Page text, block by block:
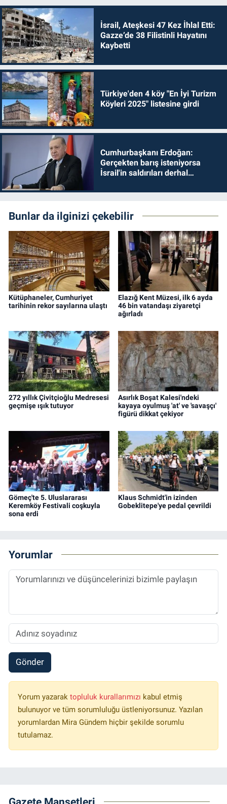
İsrail, Ateşkesi 47 Kez İhlal Etti:
Gazze’de 38 Filistinli Hayatını
Kaybetti
Türkiye'den 4 köy "En İyi Turizm
Köyleri 2025" listesine girdi
Cumhurbaşkanı Erdoğan:
Gerçekten barış isteniyorsa
İsrail'in saldırıları derhal
Bunlar da ilginizi çekebilir
Kütüphaneler, Cumhuriyet
tarihinin rekor sayılarına ulaştı
Elazığ Kent Müzesi, ilk 6 ayda
46 bin vatandaşı ziyaretçi
ağırladı
272 yıllık Çivitçioğlu Medresesi
geçmişe ışık tutuyor
Asırlık Boşat Kalesi'ndeki
kayaya oyulmuş 'at' ve 'savaşçı'
figürü dikkat çekiyor
Gömeç'te 5. Uluslararası
Keremköy Festivali coşkuyla
sona erdi
Klaus Schmidt'in izinden
Gobeklitepe'ye pedal çevrildi
Yorumlar
Gönder
Yorum yazarak topluluk kurallarımızı kabul etmiş
bulunuyor ve tüm sorumluluğu üstleniyorsunuz. Yazılan
yorumlardan Mira Gündem hiçbir şekilde sorumlu
tutulamaz.